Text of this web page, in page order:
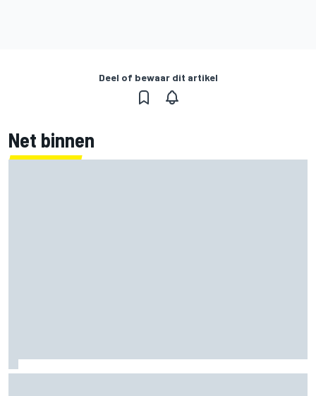
Deel of bewaar dit artikel
Net binnen